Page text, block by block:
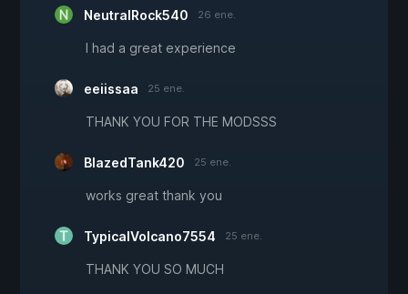
NeutralRock540 26 ene.
I had a great experience
eeiissaa 25 ene.
THANK YOU FOR THE MODSSS
BlazedTank420 25 ene.
works great thank you
TypicalVolcano7554 25 ene.
THANK YOU SO MUCH